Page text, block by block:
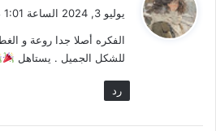
ل
يوليو 3, 2024 الساعة 1:01 م
الفكره أصلا جدا روعة و
للشكل الجميل . يستاهل
رد